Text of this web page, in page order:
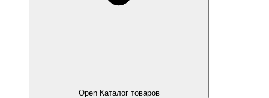
Open Каталог товаров